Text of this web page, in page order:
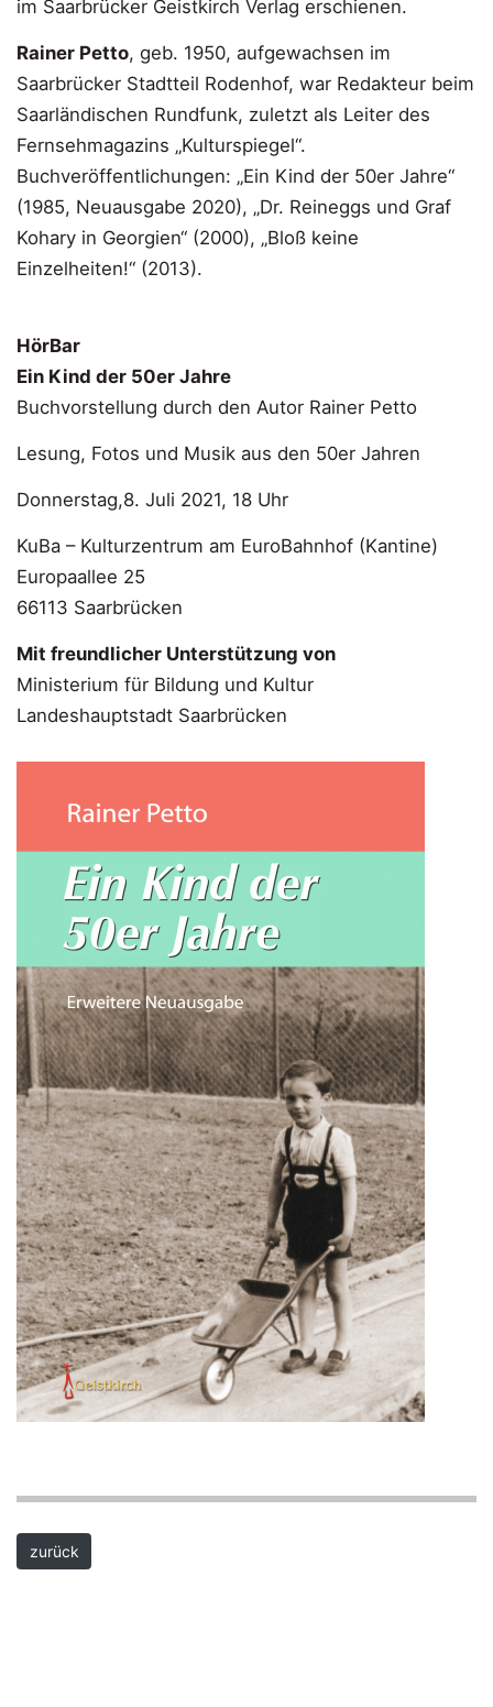
im Saarbrücker Geistkirch Verlag erschienen.
Rainer Petto, geb. 1950, aufgewachsen im
Saarbrücker Stadtteil Rodenhof, war Redakteur beim
Saarländischen Rundfunk, zuletzt als Leiter des
Fernsehmagazins „Kulturspiegel“.
Buchveröffentlichungen: „Ein Kind der 50er Jahre“
(1985, Neuausgabe 2020), „Dr. Reineggs und Graf
Kohary in Georgien“ (2000), „Bloß keine
Einzelheiten!“ (2013).
HörBar
Ein Kind der 50er Jahre
Buchvorstellung durch den Autor Rainer Petto
Lesung, Fotos und Musik aus den 50er Jahren
Donnerstag,8. Juli 2021, 18 Uhr
KuBa – Kulturzentrum am EuroBahnhof (Kantine)
Europaallee 25
66113 Saarbrücken
Mit freundlicher Unterstützung von
Ministerium für Bildung und Kultur
Landeshauptstadt Saarbrücken
zurück